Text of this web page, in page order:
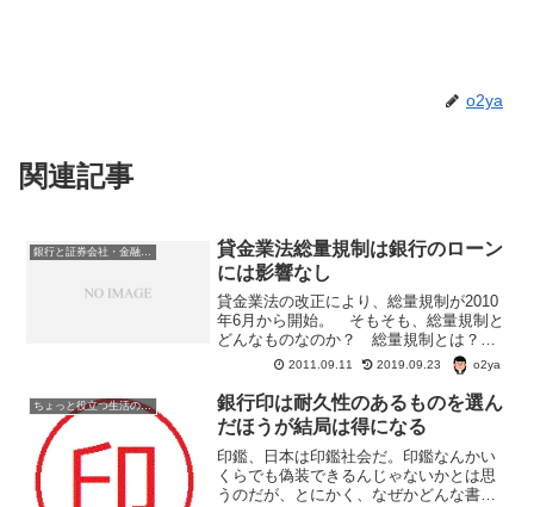
o2ya
関連記事
銀行と証券会社・金融商品
貸金業法総量規制は銀行のローン
には影響なし
貸金業法の改正により、総量規制が2010
年6月から開始。 そもそも、総量規制と
どんなものなのか？ 総量規制とは？・
個人の借入総額が、原則として年収等の3
分の1までに制限される。 ＊複数の貸金
業者から借入れがある場合は、全て合算
した金額が、年...
2011.09.11 2019.09.23 o2ya
ちょっと役立つ生活の知恵
銀行印は耐久性のあるものを選ん
だほうが結局は得になる
印鑑、日本は印鑑社会だ。印鑑なんかい
くらでも偽装できるんじゃないかとは思
うのだが、とにかく、なぜかどんな書類